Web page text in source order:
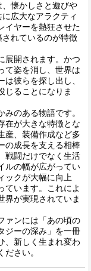
懐かしさと遊びや
広大なアラクティ
イヤーを熱狂させた
れているのが特徴
展開されます。かつ
て姿を消し、世界は
彼らを探し出し、
じることになりま
のある物語です。
在が大きな特徴とな
産、装備作成など多
の成長を支える相棒
戦闘だけでなく生活
ルの幅が広がってい
ックが大幅に向上
ています。これによ
界が実現されていま
ァンには「あの頃の
ジーの深み」を一冊
、新しく生まれ変わ
さい。